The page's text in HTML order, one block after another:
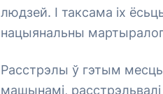
людзей. І таксама іх
нацыянальны
Расстрэлы ў гэтым месцы
машынамі, расстрэльвалі